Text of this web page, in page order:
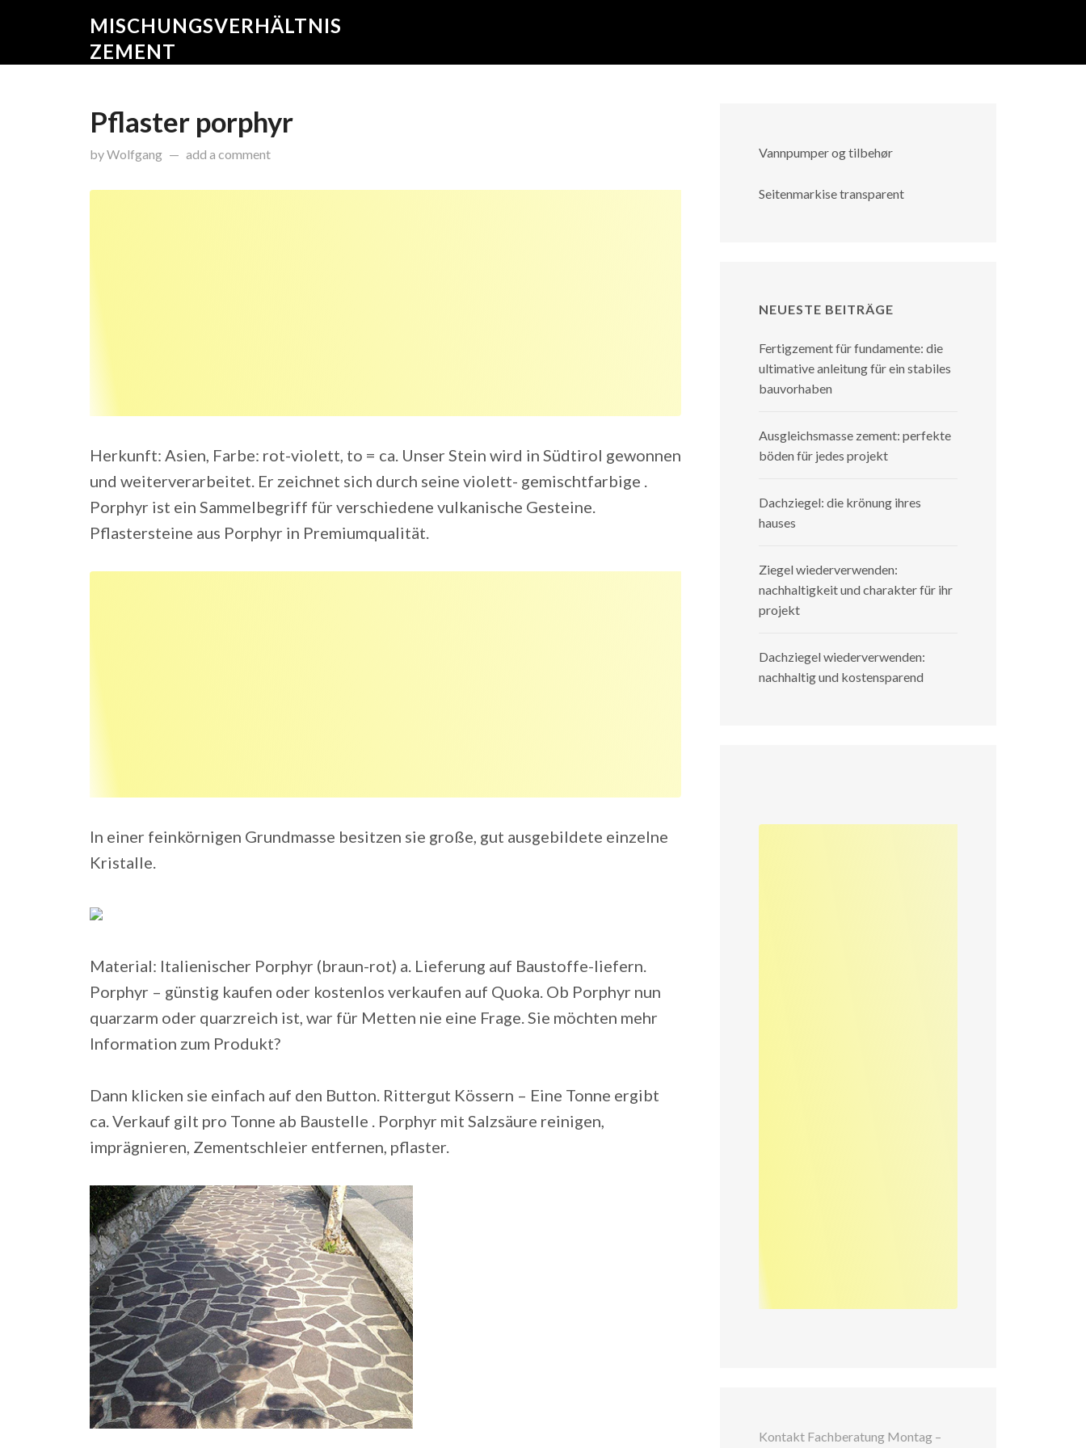
MISCHUNGSVERHÄLTNIS
ZEMENT
Pflaster porphyr
byWolfgang onFebruar 18, 2015
add a comment
Herkunft: Asien, Farbe: rot-violett, to = ca. Unser Stein wird in Südtirol gewonnen
und weiterverarbeitet. Er zeichnet sich durch seine violett- gemischtfarbige .
Porphyr ist ein Sammelbegriff für verschiedene vulkanische Gesteine.
Pflastersteine aus Porphyr in Premiumqualität.
In einer feinkörnigen Grundmasse besitzen sie große, gut ausgebildete einzelne
Kristalle.
Material: Italienischer Porphyr (braun-rot) a. Lieferung auf Baustoffe-liefern.
Porphyr – günstig kaufen oder kostenlos verkaufen auf Quoka. Ob Porphyr nun
quarzarm oder quarzreich ist, war für Metten nie eine Frage. Sie möchten mehr
Information zum Produkt?
Dann klicken sie einfach auf den Button. Rittergut Kössern – Eine Tonne ergibt
ca. Verkauf gilt pro Tonne ab Baustelle . Porphyr mit Salzsäure reinigen,
imprägnieren, Zementschleier entfernen, pflaster.
Vannpumper og tilbehør
Seitenmarkise transparent
NEUESTE BEITRÄGE
Fertigzement für fundamente: die
ultimative anleitung für ein stabiles
bauvorhaben
Ausgleichsmasse zement: perfekte
böden für jedes projekt
Dachziegel: die krönung ihres
hauses
Ziegel wiederverwenden:
nachhaltigkeit und charakter für ihr
projekt
Dachziegel wiederverwenden:
nachhaltig und kostensparend
Kontakt Fachberatung Montag –